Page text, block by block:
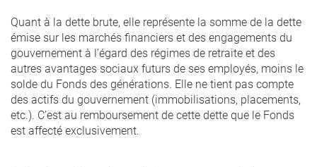
Quant à la dette brute, elle représente la somme de la dette
émise sur les marchés financiers et des engagements du
gouvernement à l’égard des régimes de retraite et des
autres avantages sociaux futurs de ses employés, moins le
solde du Fonds des générations. Elle ne tient pas compte
des actifs du gouvernement (immobilisations, placements,
etc.). C’est au remboursement de cette dette que le Fonds
est affecté exclusivement.